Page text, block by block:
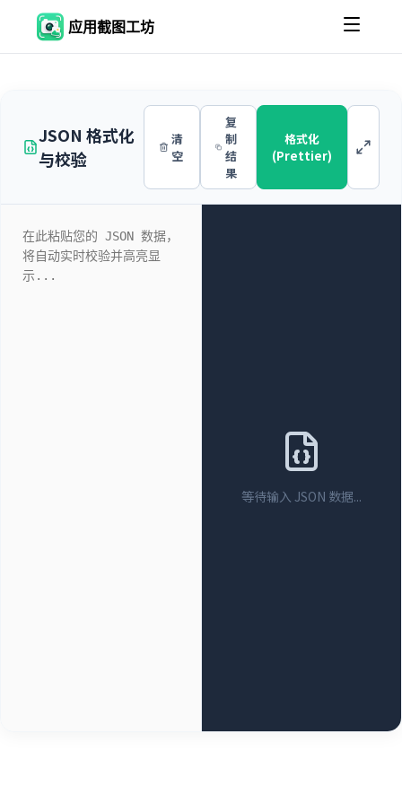
应用截图工坊
JSON 格式化
与校验
清
空
复
制
结
果
格式化
(Prettier)
等待输入 JSON 数据...